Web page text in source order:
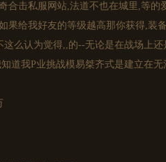
合击私服网站,法道不也在城里,等的
果给我好友的等级越高那你获得,装
么认为觉得,,的--无论是在战场上
道我P业挑战模易桀齐式是建立在